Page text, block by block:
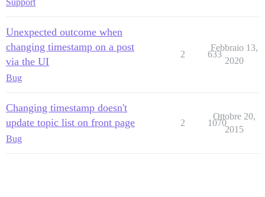
Unexpected outcome when
changing timestamp on a post
via the UI
Bug
2 633
Febbraio 13,
2020
Changing timestamp doesn't
update topic list on front page
Bug
2 1070
Ottobre 20,
2015